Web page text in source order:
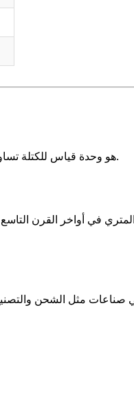
الطن المتري (t) هو وحدة قياس للكتلة تساوي 1000 كيلوجرام أو تقريبًا 2204.62 رطل.
في أواخر القرن
مثل الشحن